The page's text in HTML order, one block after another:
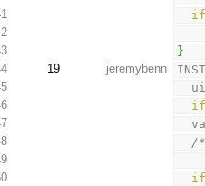
}
19 jeremybenn
/